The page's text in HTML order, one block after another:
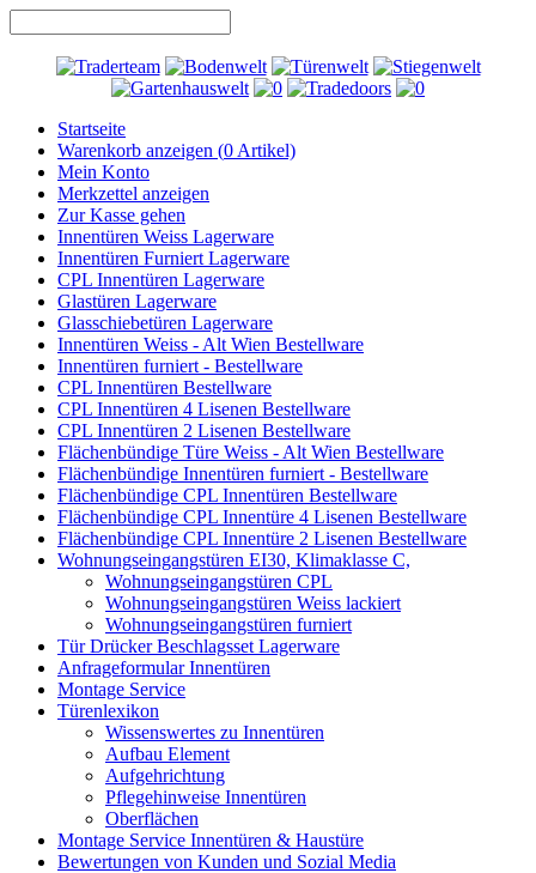
Startseite
Warenkorb anzeigen (0 Artikel)
Mein Konto
Merkzettel anzeigen
Zur Kasse gehen
Innentüren Weiss Lagerware
Innentüren Furniert Lagerware
CPL Innentüren Lagerware
Glastüren Lagerware
Glasschiebetüren Lagerware
Innentüren Weiss - Alt Wien Bestellware
Innentüren furniert - Bestellware
CPL Innentüren Bestellware
CPL Innentüren 4 Lisenen Bestellware
CPL Innentüren 2 Lisenen Bestellware
Flächenbündige Türe Weiss - Alt Wien Bestellware
Flächenbündige Innentüren furniert - Bestellware
Flächenbündige CPL Innentüren Bestellware
Flächenbündige CPL Innentüre 4 Lisenen Bestellware
Flächenbündige CPL Innentüre 2 Lisenen Bestellware
Wohnungseingangstüren EI30, Klimaklasse C,
Wohnungseingangstüren CPL
Wohnungseingangstüren Weiss lackiert
Wohnungseingangstüren furniert
Tür Drücker Beschlagsset Lagerware
Anfrageformular Innentüren
Montage Service
Türenlexikon
Wissenswertes zu Innentüren
Aufbau Element
Aufgehrichtung
Pflegehinweise Innentüren
Oberflächen
Montage Service Innentüren & Haustüre
Bewertungen von Kunden und Sozial Media